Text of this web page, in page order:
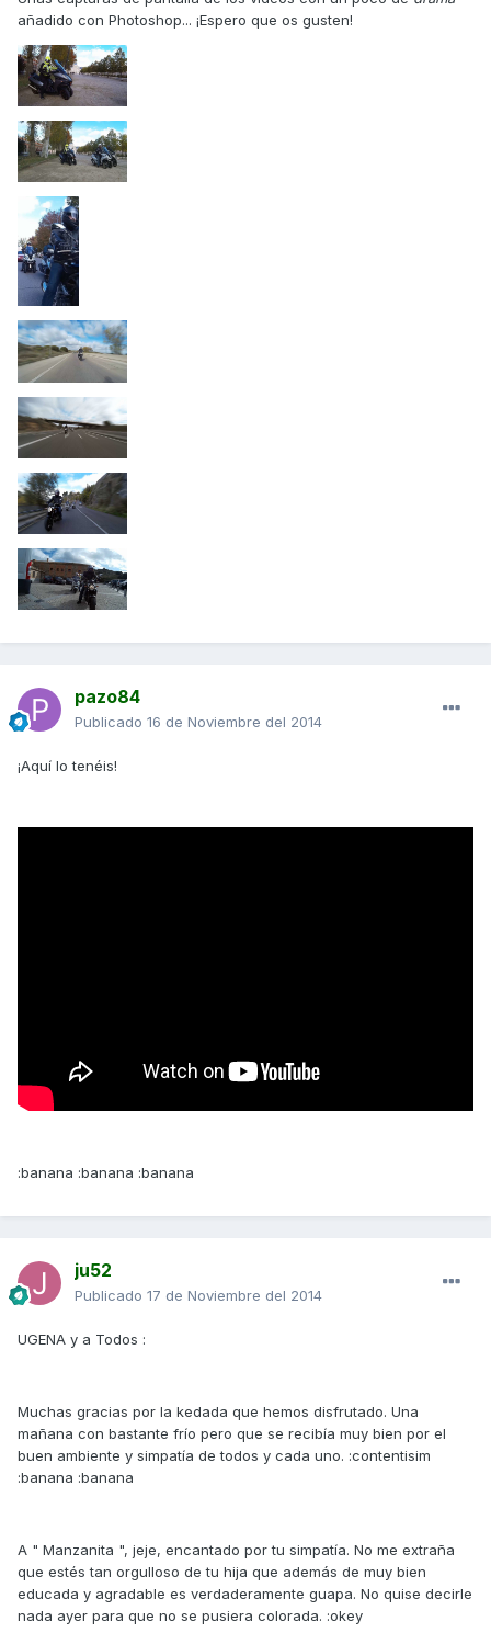
añadido con Photoshop... ¡Espero que os gusten!
pazo84
Publicado 16 de Noviembre del 2014
¡Aquí lo tenéis!
:banana :banana :banana
ju52
Publicado 17 de Noviembre del 2014
UGENA y a Todos :
Muchas gracias por la kedada que hemos disfrutado. Una
mañana con bastante frío pero que se recibía muy bien por el
buen ambiente y simpatía de todos y cada uno. :contentisim
:banana :banana
A " Manzanita ", jeje, encantado por tu simpatía. No me extraña
que estés tan orgulloso de tu hija que además de muy bien
educada y agradable es verdaderamente guapa. No quise decirle
nada ayer para que no se pusiera colorada. :okey